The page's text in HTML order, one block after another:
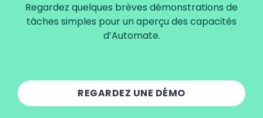
Regardez quelques brèves démonstrations de
tâches simples pour un aperçu des capacités
d’Automate.
REGARDEZ UNE DÉMO